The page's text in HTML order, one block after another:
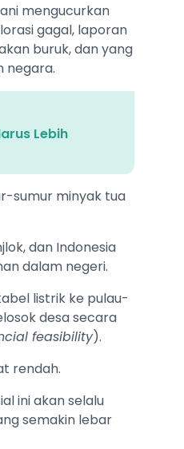
mengucurkan
gagal, laporan
buruk, dan yang
negara.
Lebih
sumur minyak tua
dan Indonesia
dalam negeri.
listrik ke pulau-
desa secara
feasibility).
rendah.
ini akan selalu
semakin lebar